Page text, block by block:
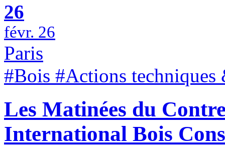
26
févr. 26
Paris
#Bois #Actions techniques
Les Matinées du
International Bois